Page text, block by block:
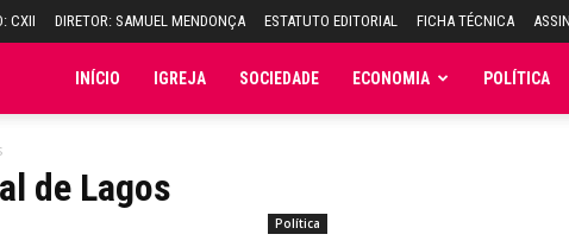
CXII DIRETOR: SAMUEL MENDONÇA ESTATUTO EDITORIAL FICHA TÉCNICA
INÍCIO IGREJA SOCIEDADE ECONOMIA POLÍTICA
de Lagos
Política